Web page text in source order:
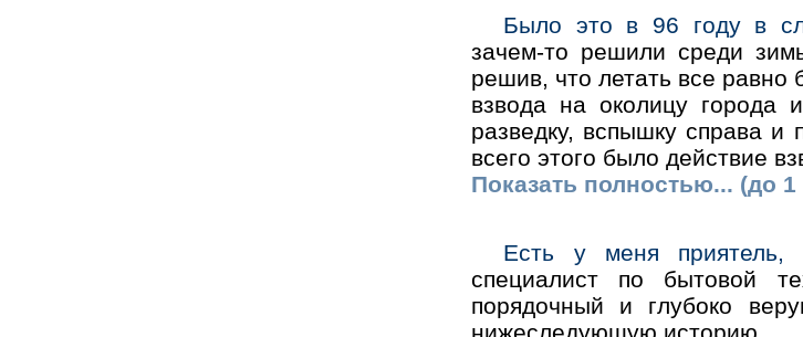
Было это в 96 году в
зачем-то решили среди
решив, что летать все равно
взвода на околицу города
разведку, вспышку справа
всего этого было действие
Показать полностью... (до
Есть у меня приятель,
специалист по бытовой
порядочный и глубоко